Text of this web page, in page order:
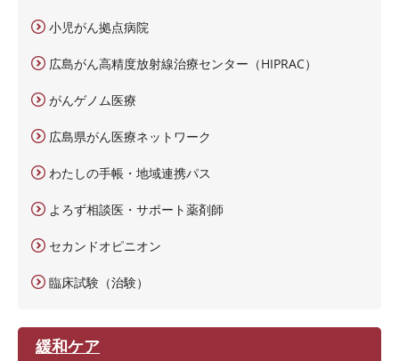
小児がん拠点病院
広島がん高精度放射線治療センター（HIPRAC）
がんゲノム医療
広島県がん医療ネットワーク
わたしの手帳・地域連携パス
よろず相談医・サポート薬剤師
セカンドオピニオン
臨床試験（治験）
緩和ケア